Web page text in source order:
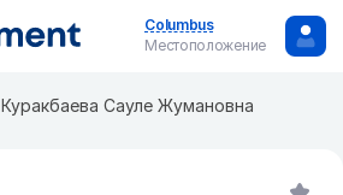
Columbus
Местоположение
Куракбаева Сауле Жумановна